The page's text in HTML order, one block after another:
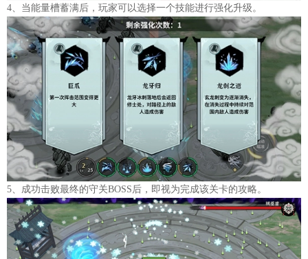
4、当能量槽蓄满后，玩家可以选择一个技能进行强化升级。
5、成功击败最终的守关BOSS后，即视为完成该关卡的攻略。